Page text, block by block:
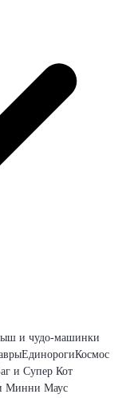
и чудо-машинки
ЕдинорогиКосмос
и Супер Кот
Минни Маус